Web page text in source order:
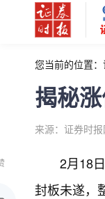
您当前的位置：
揭秘
来源：证券时报
2月18
封板未遂，